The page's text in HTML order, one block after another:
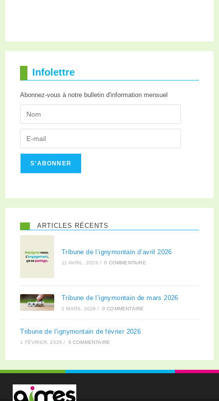
Infolettre
Abonnez-vous à notre bulletin d'information mensuel
S'ABONNER
ARTICLES RÉCENTS
Tribune de l’ignymontain d’avril 2026
11 AVRIL, 2026 / 0 COMMENTAIRE
Tribune de l’ignymontain de mars 2026
1 MARS, 2026 / 0 COMMENTAIRE
Tribune de l’ignymontain de février 2026
1 FÉVRIER, 2026 / 0 COMMENTAIRE